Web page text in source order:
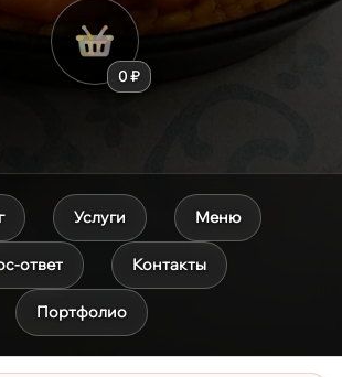
0 ₽
Услуги Меню
ответ Контакты
Портфолио